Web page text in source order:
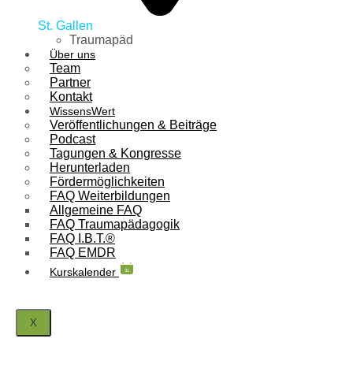
St. Gallen
Traumapäd
Über uns
Team
Partner
Kontakt
WissensWert
Veröffentlichungen & Beiträge
Podcast
Tagungen & Kongresse
Herunterladen
Fördermöglichkeiten
FAQ Weiterbildungen
Allgemeine FAQ
FAQ Traumapädagogik
FAQ I.B.T.®
FAQ EMDR
Kurskalender 31
X